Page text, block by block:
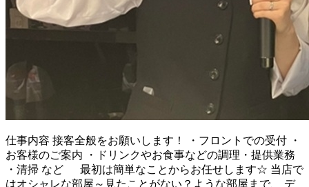
仕事内容 接客全般をお願いします！ ・フロントでの受付 ・
お客様のご案内 ・ドリンクやお食事などの調理・提供業務
・清掃 など 最初は簡単なことからお任せします☆ 当店で
はオシャレな部屋～見たことがない？ような部屋まで、 デ